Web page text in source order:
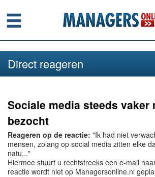
Menu
Direct reageren
Sociale media steeds vaker
bezocht
Reageren op de reactie: "Ik had niet
mensen, zolang op social media zitten elke
natu..."
Hiermee stuurt u rechtstreeks een e-mail
reactie wordt niet op Managersonline.nl